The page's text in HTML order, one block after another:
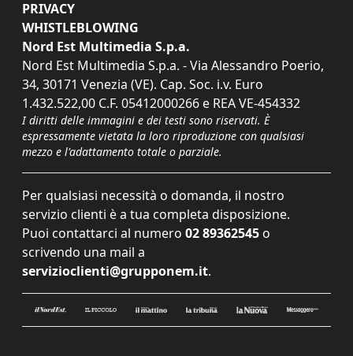
PRIVACY
WHISTLEBLOWING
Nord Est Multimedia S.p.a.
Nord Est Multimedia S.p.a. - Via Alessandro Poerio,
34, 30171 Venezia (VE). Cap. Soc. i.v. Euro
1.432.522,00 C.F. 05412000266 e REA VE-454332
I diritti delle immagini e dei testi sono riservati. È
espressamente vietata la loro riproduzione con qualsiasi
mezzo e l'adattamento totale o parziale.
Per qualsiasi necessità o domanda, il nostro
servizio clienti è a tua completa disposizione.
Puoi contattarci al numero 02 89362545 o
scrivendo una mail a
servizioclienti@grupponem.it.